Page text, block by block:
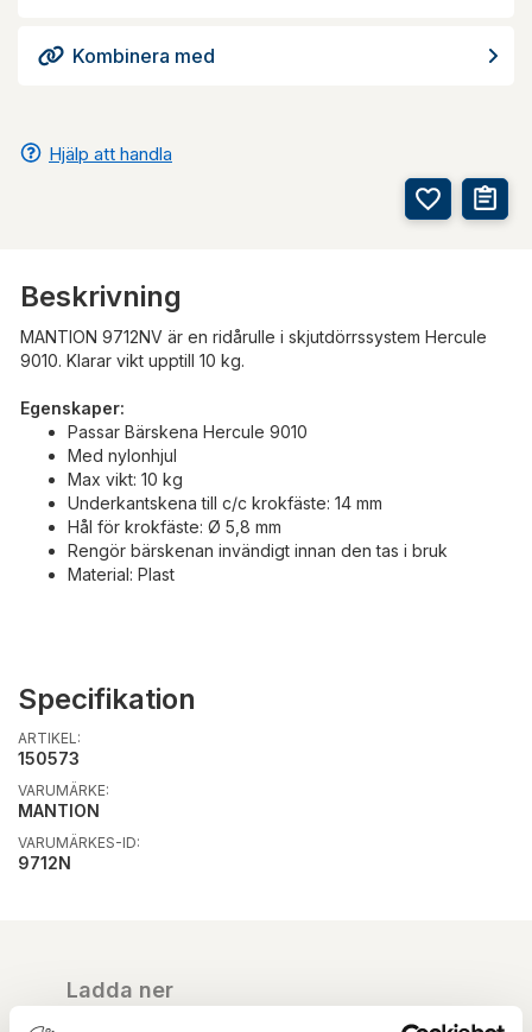
Kombinera med
Hjälp att handla
Beskrivning
MANTION 9712NV är en ridårulle i skjutdörrssystem Hercule
9010. Klarar vikt upptill 10 kg.
Egenskaper:
Passar Bärskena Hercule 9010
Med nylonhjul
Max vikt: 10 kg
Underkantskena till c/c krokfäste: 14 mm
Hål för krokfäste: Ø 5,8 mm
Rengör bärskenan invändigt innan den tas i bruk
Material: Plast
Specifikation
ARTIKEL:
150573
VARUMÄRKE:
MANTION
VARUMÄRKES-ID:
9712N
Ladda ner